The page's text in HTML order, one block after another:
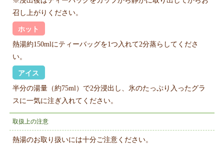
召し上がりください。
ホット
熱湯約150mlにティーバッグを1つ入れて2分蒸らしてくださ
い。
アイス
半分の湯量（約75ml）で2分浸出し、氷のたっぷり入ったグラ
スに一気に注ぎ入れてください。
取扱上の注意
熱湯のお取り扱いには十分ご注意ください。